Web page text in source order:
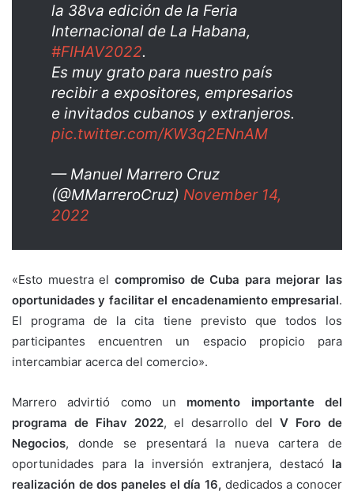
la 38va edición de la Feria
Internacional de La Habana,
#FIHAV2022.
Es muy grato para nuestro país
recibir a expositores, empresarios
e invitados cubanos y extranjeros.
pic.twitter.com/KW3q2ENnAM
— Manuel Marrero Cruz
(@MMarreroCruz) November 14,
2022
«Esto muestra el compromiso de Cuba para mejorar las
oportunidades y facilitar el encadenamiento empresarial.
El programa de la cita tiene previsto que todos los
participantes encuentren un espacio propicio para
intercambiar acerca del comercio».
Marrero advirtió como un momento importante del
programa de Fihav 2022, el desarrollo del V Foro de
Negocios, donde se presentará la nueva cartera de
oportunidades para la inversión extranjera, destacó la
realización de dos paneles el día 16, dedicados a conocer